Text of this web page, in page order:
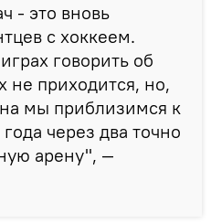
- это вновь
с хоккеем.
говорить об
не приходится, но,
мы приблизимся к
через два точно
арену", —